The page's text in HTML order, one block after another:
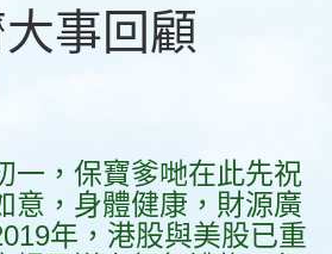
事回顧
一，保寶爹哋在此先祝
意，身體健康，財源廣
年，港股與美股已重